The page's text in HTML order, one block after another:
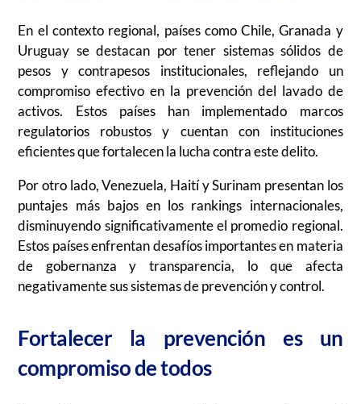
En el contexto regional, países como Chile, Granada y
Uruguay se destacan por tener sistemas sólidos de
pesos y contrapesos institucionales, reflejando un
compromiso efectivo en la prevención del lavado de
activos. Estos países han implementado marcos
regulatorios robustos y cuentan con instituciones
eficientes que fortalecen la lucha contra este delito.
Por otro lado, Venezuela, Haití y Surinam presentan los
puntajes más bajos en los rankings internacionales,
disminuyendo significativamente el promedio regional.
Estos países enfrentan desafíos importantes en materia
de gobernanza y transparencia, lo que afecta
negativamente sus sistemas de prevención y control.
Fortalecer la prevención es un
compromiso de todos